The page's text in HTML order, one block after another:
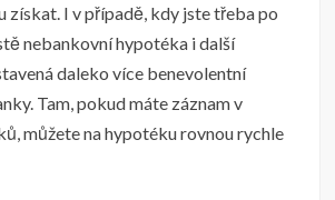
získat. I v případě, kdy jste třeba po
nebankovní hypotéka i další
daleko více benevolentní
Tam, pokud máte záznam v
můžete na hypotéku rovnou rychle